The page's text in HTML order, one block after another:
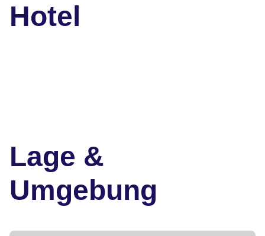
Hotel
Lage &
Umgebung